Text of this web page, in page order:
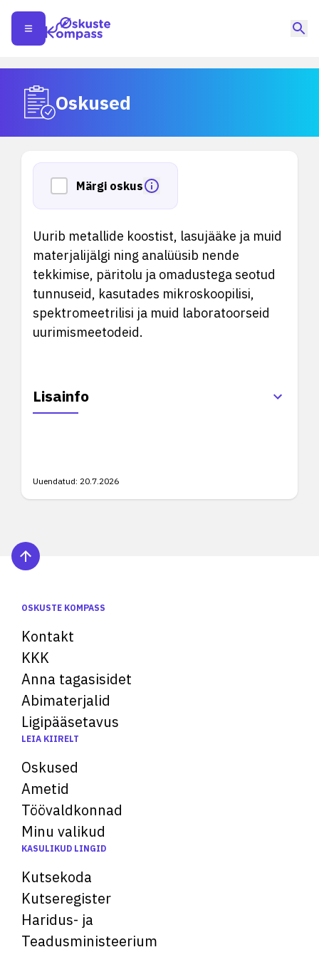
Oskused
Märgi oskus
Uurib metallide koostist, lasujääke ja muid
materjalijälgi ning analüüsib nende
tekkimise, päritolu ja omadustega seotud
tunnuseid, kasutades mikroskoopilisi,
spektromeetrilisi ja muid laboratoorseid
uurimismeetodeid.
Lisainfo
Uuendatud: 20.7.2026
OSKUSTE KOMPASS
Kontakt
KKK
Anna tagasisidet
Abimaterjalid
Ligipääsetavus
LEIA KIIRELT
Oskused
Ametid
Töövaldkonnad
Minu valikud
KASULIKUD LINGID
Kutsekoda
Kutseregister
Haridus- ja
Teadusministeerium